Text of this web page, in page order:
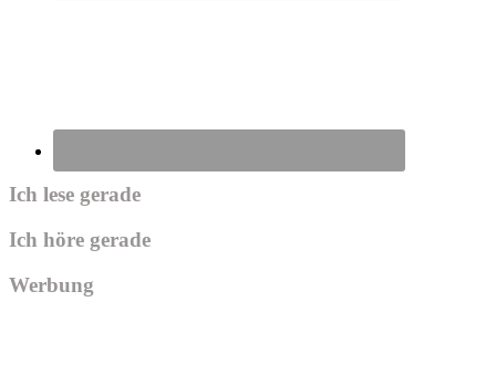
Ich lese gerade
Ich höre gerade
Werbung